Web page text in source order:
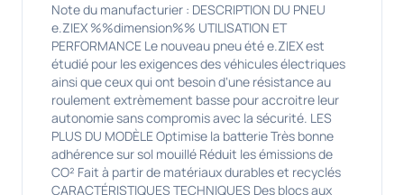
Note du manufacturier : DESCRIPTION DU PNEU
e.ZIEX %%dimension%% UTILISATION ET
PERFORMANCE Le nouveau pneu été e.ZIEX est
étudié pour les exigences des véhicules électriques
ainsi que ceux qui ont besoin d‘une résistance au
roulement extrèmement basse pour accroitre leur
autonomie sans compromis avec la sécurité. LES
PLUS DU MODÈLE Optimise la batterie Très bonne
adhérence sur sol mouillé Réduit les émissions de
CO² Fait à partir de matériaux durables et recyclés
CARACTÉRISTIQUES TECHNIQUES Des blocs aux